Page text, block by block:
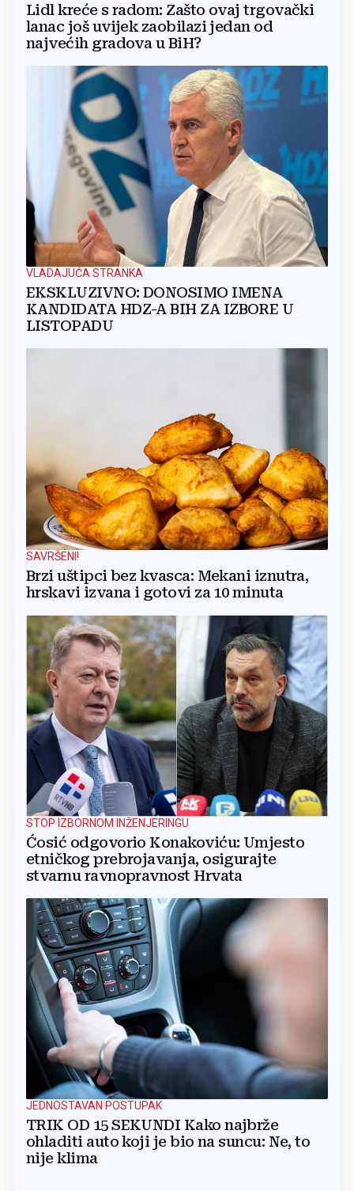
Lidl kreće s radom: Zašto ovaj trgovački
lanac još uvijek zaobilazi jedan od
najvećih gradova u BiH?
VLADAJUĆA STRANKA
EKSKLUZIVNO: DONOSIMO IMENA
KANDIDATA HDZ-A BIH ZA IZBORE U
LISTOPADU
SAVRŠENI!
Brzi uštipci bez kvasca: Mekani iznutra,
hrskavi izvana i gotovi za 10 minuta
STOP IZBORNOM INŽENJERINGU
Ćosić odgovorio Konakoviću: Umjesto
etničkog prebrojavanja, osigurajte
stvarnu ravnopravnost Hrvata
JEDNOSTAVAN POSTUPAK
TRIK OD 15 SEKUNDI Kako najbrže
ohladiti auto koji je bio na suncu: Ne, to
nije klima